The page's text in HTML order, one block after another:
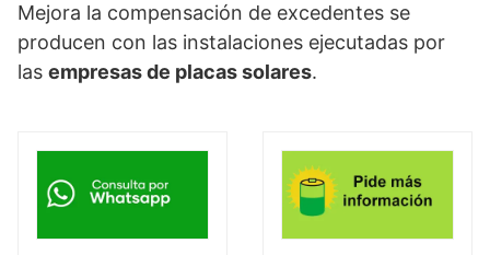
Mejora la compensación de excedentes se
producen con las instalaciones ejecutadas por
las empresas de placas solares.